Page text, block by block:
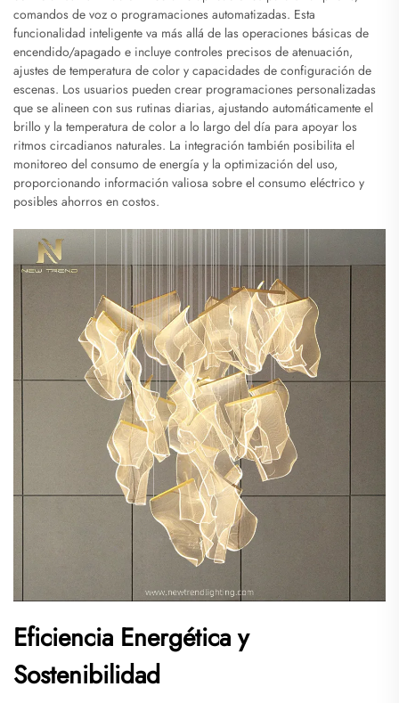
comandos de voz o programaciones automatizadas. Esta
funcionalidad inteligente va más allá de las operaciones básicas de
encendido/apagado e incluye controles precisos de atenuación,
ajustes de temperatura de color y capacidades de configuración de
escenas. Los usuarios pueden crear programaciones personalizadas
que se alineen con sus rutinas diarias, ajustando automáticamente el
brillo y la temperatura de color a lo largo del día para apoyar los
ritmos circadianos naturales. La integración también posibilita el
monitoreo del consumo de energía y la optimización del uso,
proporcionando información valiosa sobre el consumo eléctrico y
posibles ahorros en costos.
Eficiencia Energética y
Sostenibilidad